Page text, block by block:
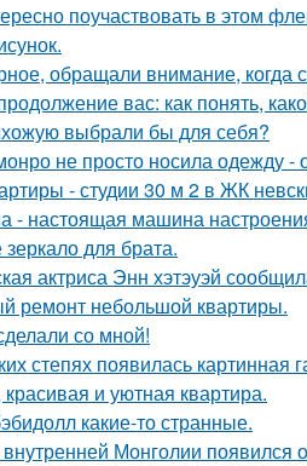
поучаствовать в этом
обращали внимание, когда
вас: как понять,
выбрали бы для себя?
не просто носила одежду -
- студии 30 м 2 в ЖК
- настоящая машина
для брата.
актриса Энн хэтэуэй
ремонт небольшой квартиры.
со мной!
степях появилась
и уютная квартира.
какие-то странные.
Монголии появился